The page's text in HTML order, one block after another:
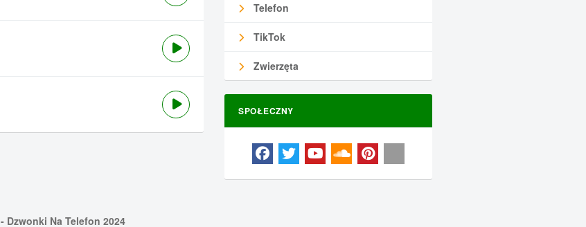
Telefon
TikTok
Zwierzęta
SPOŁECZNY
- Dzwonki Na Telefon 2024